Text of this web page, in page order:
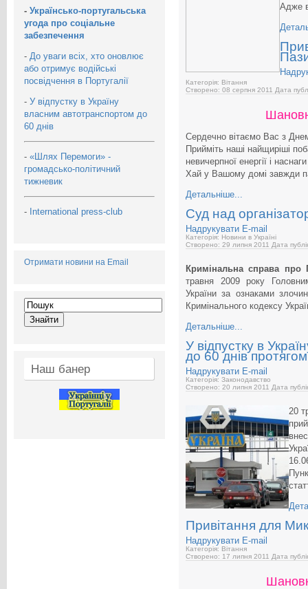
- Українсько-португальська
угода про соціальне
забезпечення
- До уваги всіх, хто оновлює
або отримує водійські
посвідчення в Португалії
- У відпустку в Україну
власним автотранспортом до
60 днів
- «Шлях Перемоги» -
громадсько-політичний
тижневик
- International press-club
Отримати новини на Email
Наш банер
Адже
Категорія: Вітання
Створено: 08 серпня 2011 Дата
Сердечно вітаємо Вас з
Прийміть наші найщиріші
невичерпної енергії і
Хай у Вашому домі завжди
Детальніше...
Суд над
Надрукувати E-mail
Категорія: Новини в Україні
Створено: 29 липня 2011 Дата
Кримінальна справа
травня 2009 року
України за ознаками
Кримінального кодексу
Детальніше...
У відпустку в
до 60 днів
Надрукувати E-mail
Категорія: Законодавство
Створено: 20 липня 2011 Дата
20
Привітання для
Надрукувати E-mail
Категорія: Вітання
Створено: 17 липня 2011 Дата